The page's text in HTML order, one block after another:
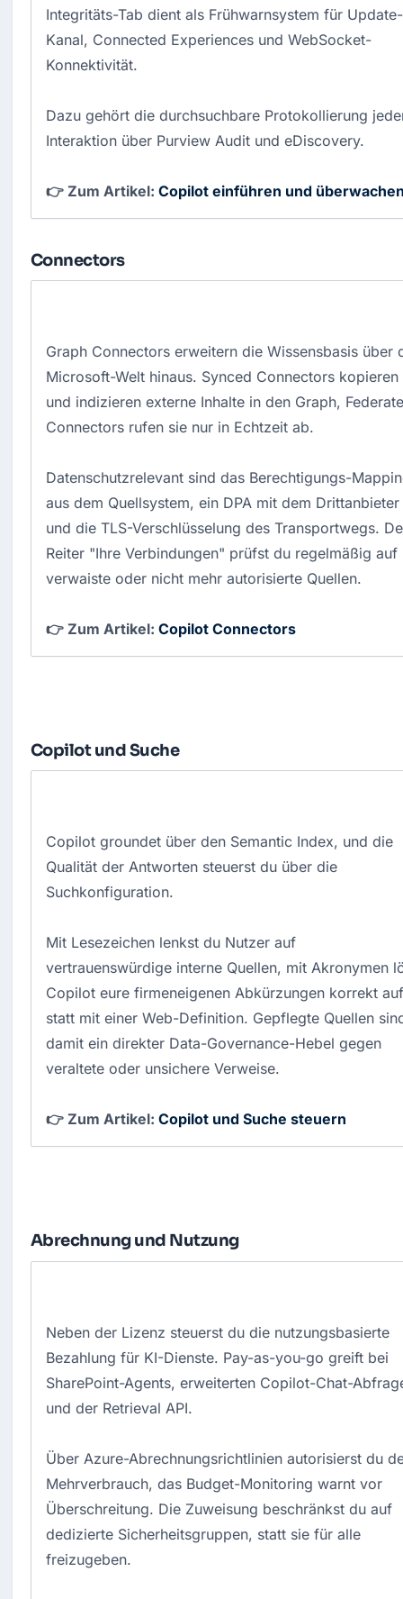
Integritäts-Tab dient als Frühwarnsystem für Update-
Kanal, Connected Experiences und WebSocket-
Konnektivität.
Dazu gehört die durchsuchbare Protokollierung
Interaktion über Purview Audit und eDiscovery.
👉 Zum Artikel: Copilot einführen und
Connectors
Graph Connectors erweitern die Wissensbasis über
Microsoft-Welt hinaus. Synced Connectors kopieren
und indizieren externe Inhalte in den Graph,
Connectors rufen sie nur in Echtzeit ab.
Datenschutzrelevant sind das Berechtigungs-
aus dem Quellsystem, ein DPA mit dem Drittanbieter
und die TLS-Verschlüsselung des Transportwegs.
Reiter "Ihre Verbindungen" prüfst du regelmäßig auf
verwaiste oder nicht mehr autorisierte Quellen.
👉 Zum Artikel: Copilot Connectors
Copilot und Suche
Copilot groundet über den Semantic Index, und die
Qualität der Antworten steuerst du über die
Suchkonfiguration.
Mit Lesezeichen lenkst du Nutzer auf
vertrauenswürdige interne Quellen, mit Akronymen
Copilot eure firmeneigenen Abkürzungen korrekt auf
statt mit einer Web-Definition. Gepflegte Quellen
damit ein direkter Data-Governance-Hebel gegen
veraltete oder unsichere Verweise.
👉 Zum Artikel: Copilot und Suche steuern
Abrechnung und Nutzung
Neben der Lizenz steuerst du die nutzungsbasierte
Bezahlung für KI-Dienste. Pay-as-you-go greift bei
SharePoint-Agents, erweiterten Copilot-Chat-
und der Retrieval API.
Über Azure-Abrechnungsrichtlinien autorisierst du
Mehrverbrauch, das Budget-Monitoring warnt vor
Überschreitung. Die Zuweisung beschränkst du auf
dedizierte Sicherheitsgruppen, statt sie für alle
freizugeben.